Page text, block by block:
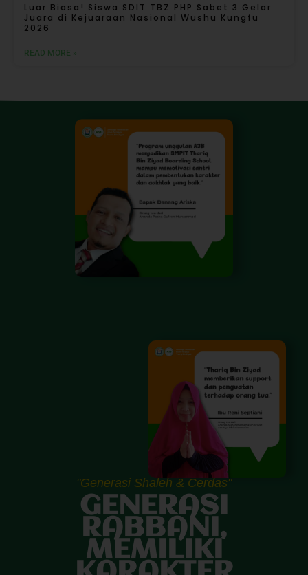
Luar Biasa! Siswa SDIT TBZ PHP Sabet 3 Gelar
Juara di Kejuaraan Nasional Wushu Kungfu
2026
READ MORE »
"Generasi Shaleh & Cerdas"
GENERASI
RABBANI,
MEMILIKI